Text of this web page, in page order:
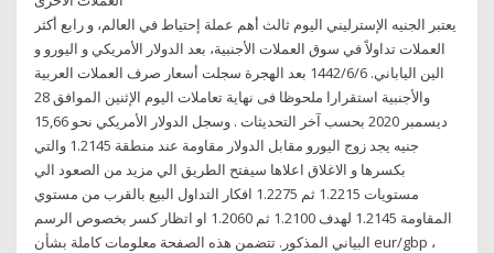
يعتبر الجنيه الإسترليني اليوم ثالث أهم عملة إحتياط في العالم، و رابع أكثر
العملات تداولاً في سوق العملات الأجنبية، بعد الدولار الأمريكي و اليورو و
الين الياباني. 6‏‏/6‏‏/1442 بعد الهجرة سجلت أسعار صرف العملات العربية
والأجنبية استقرارا ملحوظا فى نهاية تعاملات اليوم الإثنين الموافق 28
ديسمبر 2020 بحسب آخر التحديثات . وسجل الدولار الأمريكي نحو 15,66
جنيه يجد زوج اليورو مقابل الدولار مقاومة عند منطقة 1.2145 والتي
بكسرها و الاغلاق اعلاها سيفتح الطريق الي مزيد من الصعود الي
مستويات 1.2215 ثم 1.2275 افكار التداول البيع بالقرب من مستوي
المقاومة 1.2145 لهدف 1.2100 ثم 1.2060 او اتظار كسر بخصوص الرسم
البياني المذكور. تتضمن هذه الصفحة معلومات كاملة بشأن eur/gbp ،